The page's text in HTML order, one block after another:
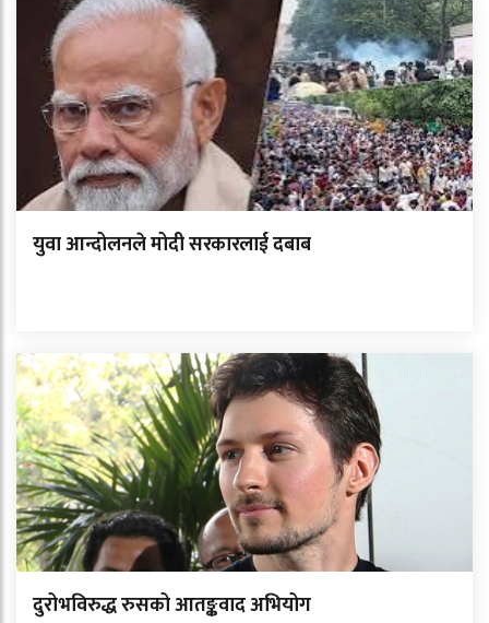
युवा आन्दोलनले मोदी सरकारलाई दबाब
दुरोभविरुद्ध रुसको आतङ्कवाद अभियोग